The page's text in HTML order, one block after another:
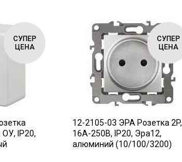
СУПЕР
ЦЕНА
IP20,
СУПЕР
ЦЕНА
12-2105-03 ЭРА Розетка 2P,
16A-250В, IP20, Эра12,
алюминий (10/100/3200)